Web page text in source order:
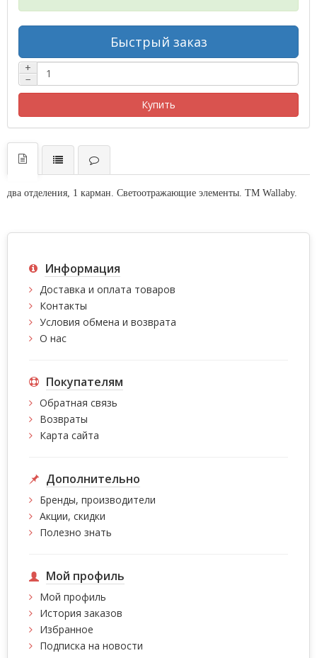
Быстрый заказ
+
−
Купить
два отделения, 1 карман. Светоотражающие элементы. ТМ Wallaby.
Информация
Доставка и оплата товаров
Контакты
Условия обмена и возврата
О нас
Покупателям
Обратная связь
Возвраты
Карта сайта
Дополнительно
Бренды, производители
Акции, скидки
Полезно знать
Мой профиль
Мой профиль
История заказов
Избранное
Подписка на новости